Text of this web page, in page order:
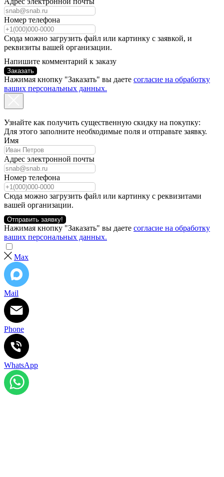
Номер телефона
Сюда можно загрузить файл или картинку с заявкой, и
реквизиты вашей организации.
Напишите комментарий к заказу
Заказать
Нажимая кнопку "Заказать" вы даете согласие на обработку
ваших персональных данных.
Узнайте как получить существенную скидку на покупку:
Для этого заполните необходимые поля и отправьте заявку.
Имя
Адрес электронной почты
Номер телефона
Сюда можно загрузить файл или картинку с реквизитами
вашей организации.
Отправить заявку!
Нажимая кнопку "Заказать" вы даете согласие на обработку
ваших персональных данных.
Max
Mail
Phone
WhatsApp